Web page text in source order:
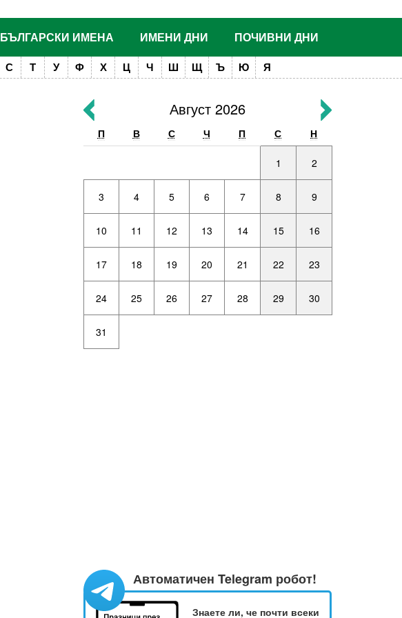
БЪЛГАРСКИ ИМЕНА ИМЕНИ ДНИ ПОЧИВНИ ДНИ
С Т У Ф Х Ц Ч Ш Щ Ъ Ю Я
Август 2026
П В С Ч П С Н
1 2
3 4 5 6 7 8 9
10 11 12 13 14 15 16
17 18 19 20 21 22 23
24 25 26 27 28 29 30
31
Автоматичен Telegram робот!
Знаете ли, че почти всеки